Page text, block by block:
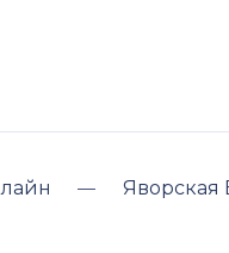
Яворская